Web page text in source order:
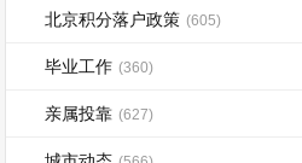
北京积分落户政策 (605)
毕业工作 (360)
亲属投靠 (627)